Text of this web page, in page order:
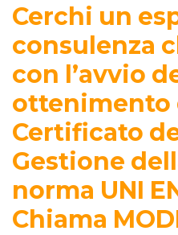
Cerchi un
consulenza
con l’avvio
ottenimento
Certificato
Gestione
norma UNI
Chiama